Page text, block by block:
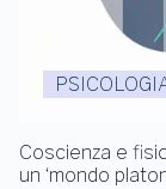
Coscienza e
un ‘mondo